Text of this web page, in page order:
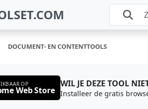
DOCUMENT‑ EN CONTENTTOOLS
OP
Web Store
WIL JE DEZE TOOL
Installeer de gratis